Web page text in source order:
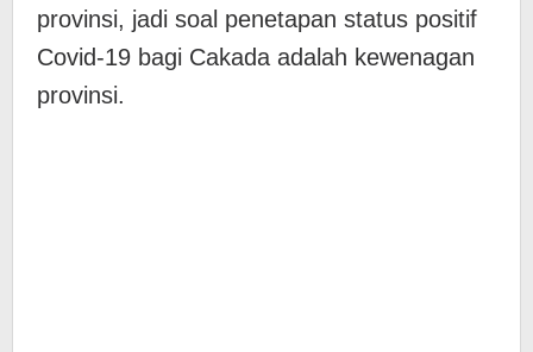
provinsi, jadi soal penetapan status positif
Covid-19 bagi Cakada adalah kewenagan
provinsi.